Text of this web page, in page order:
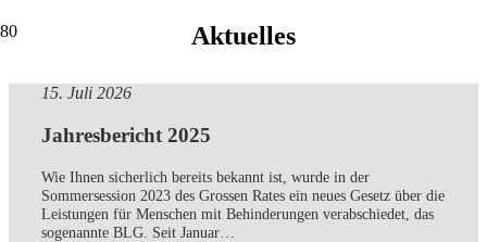
Aktuelles
15. Juli 2026
Jahresbericht 2025
Wie Ihnen sicherlich bereits bekannt ist, wurde in der
Sommersession 2023 des Grossen Rates ein neues Gesetz über die
Leistungen für Menschen mit Behinderungen verabschiedet, das
sogenannte BLG. Seit Januar…